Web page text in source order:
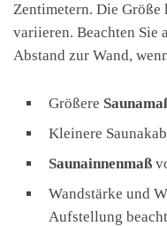
Zentimetern. Die Größe
variieren. Beachten Sie
Abstand zur Wand,
Größere
Kleinere
Saunainnenmaß
Wandstärke und
Aufstellung